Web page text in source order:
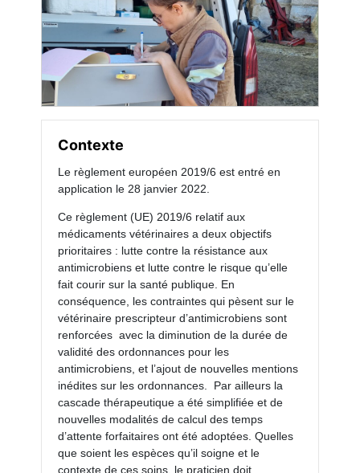
Contexte
Le règlement européen 2019/6 est entré en
application le 28 janvier 2022.
Ce règlement (UE) 2019/6 relatif aux
médicaments vétérinaires a deux objectifs
prioritaires : lutte contre la résistance aux
antimicrobiens et lutte contre le risque qu’elle
fait courir sur la santé publique. En
conséquence, les contraintes qui pèsent sur le
vétérinaire prescripteur d’antimicrobiens sont
renforcées avec la diminution de la durée de
validité des ordonnances pour les
antimicrobiens, et l’ajout de nouvelles mentions
inédites sur les ordonnances. Par ailleurs la
cascade thérapeutique a été simplifiée et de
nouvelles modalités de calcul des temps
d’attente forfaitaires ont été adoptées. Quelles
que soient les espèces qu’il soigne et le
contexte de ces soins, le praticien doit